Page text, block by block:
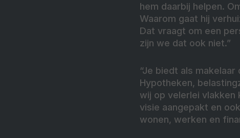
hem daarbij helpen.
Waarom gaat hij
Dat vraagt om een
zijn we dat ook niet.”
“Je biedt als
Hypotheken,
wij op velerlei vlakken
visie aangepakt en
wonen, werken en